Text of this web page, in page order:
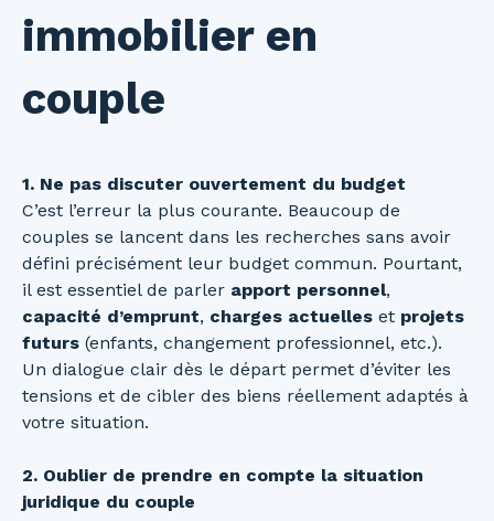
immobilier en
couple
1. Ne pas discuter ouvertement du budget
C’est l’erreur la plus courante. Beaucoup de
couples se lancent dans les recherches sans avoir
défini précisément leur budget commun. Pourtant,
il est essentiel de parler apport personnel,
capacité d’emprunt, charges actuelles et projets
futurs (enfants, changement professionnel, etc.).
Un dialogue clair dès le départ permet d’éviter les
tensions et de cibler des biens réellement adaptés à
votre situation.
2. Oublier de prendre en compte la situation
juridique du couple